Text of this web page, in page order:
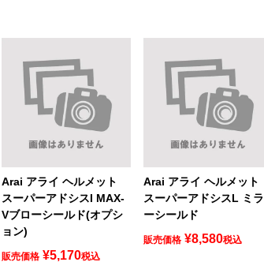
Arai アライ ヘルメット
スーパーアドシスI MAX-
Vブローシールド(オプシ
ョン)
販売価格 ¥5,170税込
Arai アライ ヘルメット
スーパーアドシスL ミラ
ーシールド
販売価格 ¥8,580税込